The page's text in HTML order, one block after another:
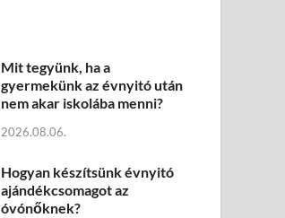
Mit tegyünk, ha a
gyermekünk az évnyitó után
nem akar iskolába menni?
2026.08.06.
Hogyan készítsünk évnyitó
ajándékcsomagot az
óvónőknek?